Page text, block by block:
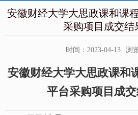
安徽财经大学大思政课和课
采购项目成交结
时间：2023-04-13 浏
安徽财经大学大思政课和
平台采购项目成